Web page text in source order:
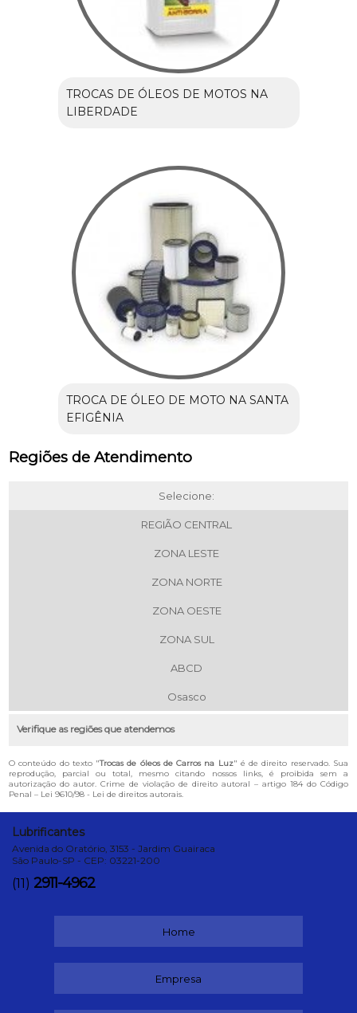
TROCAS DE ÓLEOS DE MOTOS NA
LIBERDADE
TROCA DE ÓLEO DE MOTO NA SANTA
EFIGÊNIA
Regiões de Atendimento
Selecione:
REGIÃO CENTRAL
ZONA LESTE
ZONA NORTE
ZONA OESTE
ZONA SUL
ABCD
Osasco
Verifique as regiões que atendemos
O conteúdo do texto "Trocas de óleos de Carros na Luz" é de direito reservado. Sua
reprodução, parcial ou total, mesmo citando nossos links, é proibida sem a
autorização do autor. Crime de violação de direito autoral – artigo 184 do Código
Penal – Lei 9610/98 - Lei de direitos autorais.
Lubrificantes
Avenida do Oratório, 3153 - Jardim Guairaca
São Paulo-SP - CEP: 03221-200
(11) 2911-4962
Home
Empresa